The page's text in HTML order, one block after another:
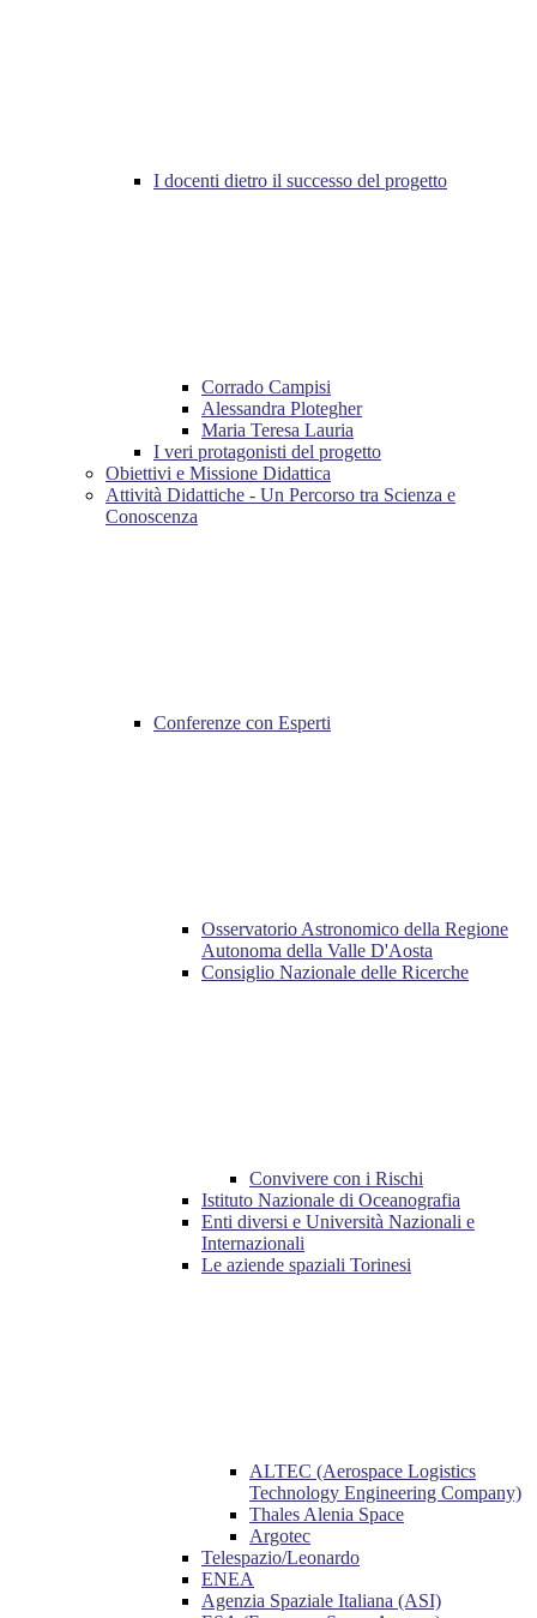
I docenti dietro il successo del progetto
Corrado Campisi
Alessandra Plotegher
Maria Teresa Lauria
I veri protagonisti del progetto
Obiettivi e Missione Didattica
Attività Didattiche - Un Percorso tra Scienza e
Conoscenza
Conferenze con Esperti
Osservatorio Astronomico della Regione
Autonoma della Valle D'Aosta
Consiglio Nazionale delle Ricerche
Convivere con i Rischi
Istituto Nazionale di Oceanografia
Enti diversi e Università Nazionali e
Internazionali
Le aziende spaziali Torinesi
ALTEC (Aerospace Logistics
Technology Engineering Company)
Thales Alenia Space
Argotec
Telespazio/Leonardo
ENEA
Agenzia Spaziale Italiana (ASI)